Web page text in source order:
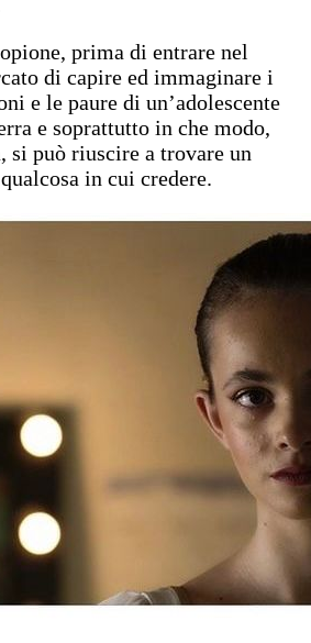
prima di entrare nel
di capire ed immaginare i
e le paure di un’adolescente
e soprattutto in che modo,
si può riuscire a trovare un
in cui credere.